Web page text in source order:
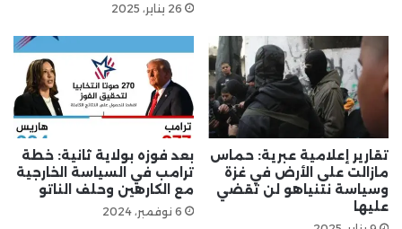
26 يناير، 2025
تقارير إعلامية عبرية: حماس
مازالت على الأرض في غزة
وسياسة نتنياهو لن تقضي
عليها
بعد فوزه بولاية ثانية: خطة
ترامب في السياسة الخارجية
مع الكارهين وحلف الناتو
6 نوفمبر، 2024